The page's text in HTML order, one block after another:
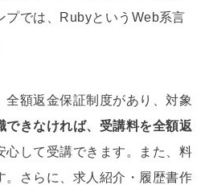
プでは、RubyというWeb系言
全額返金保証制度があり、対象
できなければ、受講料を全額返
心して受講できます。また、料
。さらに、求人紹介・履歴書作